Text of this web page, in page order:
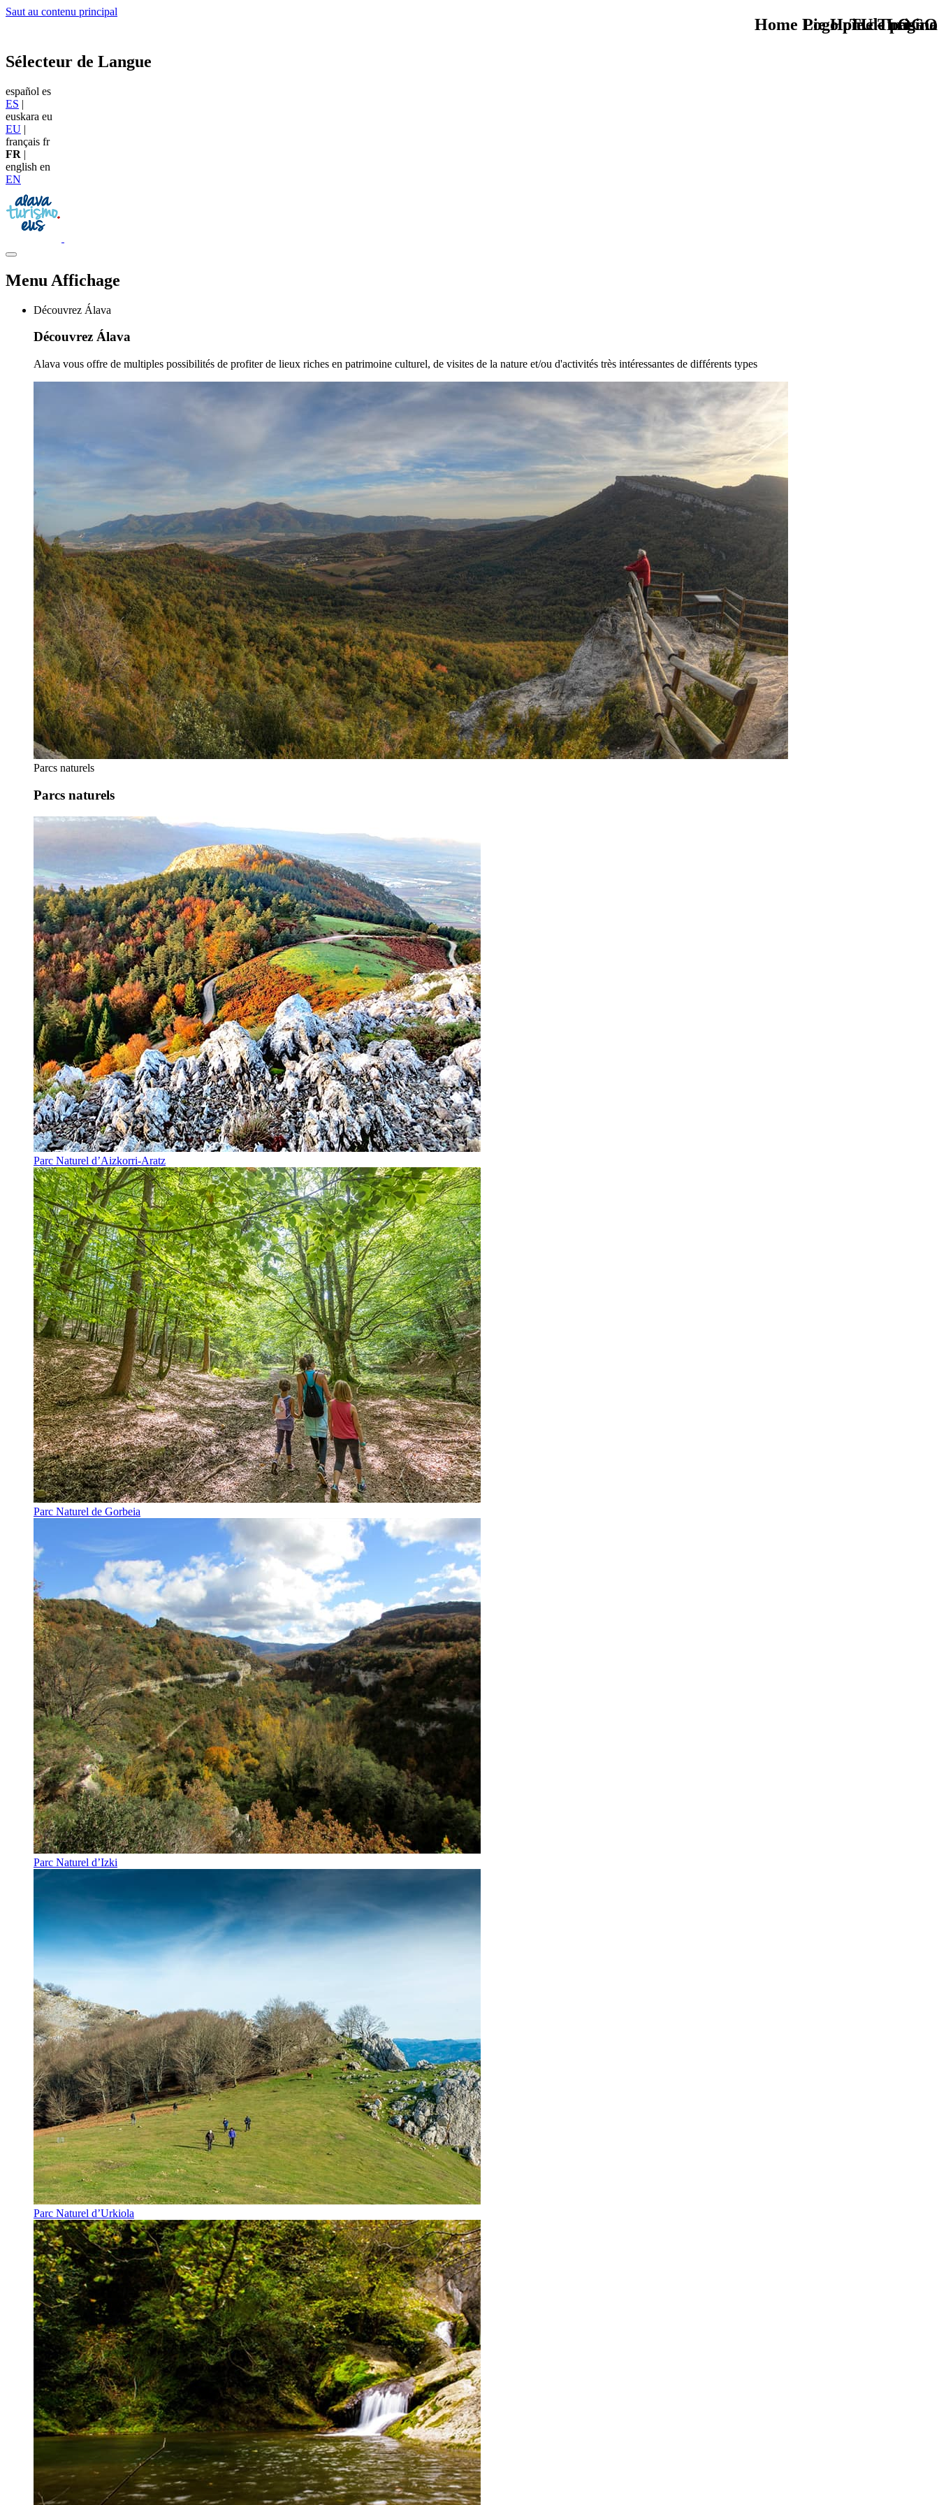
Saut au contenu principal
TU - LOGO
Sélecteur de Langue
español es
ES |
euskara eu
EU |
français fr
FR |
english en
EN
Menu Affichage
Découvrez Álava
Découvrez Álava
Alava vous offre de multiples possibilités de profiter de lieux riches en patrimoine culturel, de visites de la nature et/ou d'activités très intéressantes de différents types
Parcs naturels
Parcs naturels
Parc Naturel d’Aizkorri-Aratz
Parc Naturel de Gorbeia
Parc Naturel d’Izki
Parc Naturel d’Urkiola
Home Logo pie de página
Pie Home Turismo